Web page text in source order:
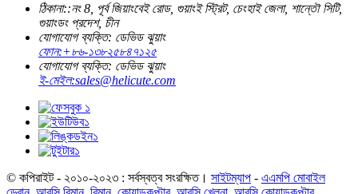
ঠিকানা::নং 8, পূর্ব জিয়াংবেই রোড, গুয়াংই স্ট্রিট, চেংহাই জেলা, শান্তৌ সিটি,
গুয়াংডং প্রদেশ, চীন
যোগাযোগ ব্যক্তি: ডেভিড ঝুয়াং
ফোন:+৮৬-১৩৮২৫৮৪৭১২৫
যোগাযোগ ব্যক্তি: ডেভিড ঝুয়াং
ই-মেইল:sales@helicute.com
© কপিরাইট - ২০১০-২০২৩ : সর্বস্বত্ব সংরক্ষিত। সাইটম্যাপ - এএমপি মোবাইল